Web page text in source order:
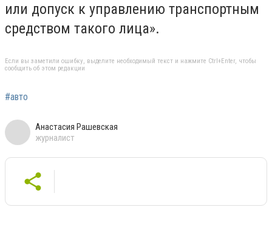
или допуск к управлению транспортным
средством такого лица».
Если вы заметили ошибку, выделите необходимый текст и нажмите Ctrl+Enter, чтобы
сообщить об этом редакции
#авто
Анастасия Рашевская
журналист